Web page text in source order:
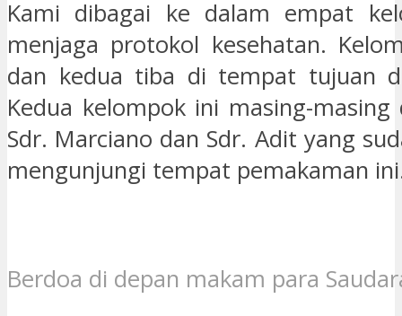
Kami dibagai ke dalam empat
menjaga protokol kesehatan.
dan kedua tiba di tempat tujuan
Kedua kelompok ini masing-
Sdr. Marciano dan Sdr. Adit yang
mengunjungi tempat pemakaman
Berdoa di depan makam para